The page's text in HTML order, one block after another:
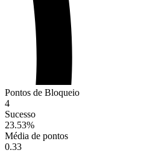
Pontos de Bloqueio
4
Sucesso
23.53%
Média de pontos
0.33